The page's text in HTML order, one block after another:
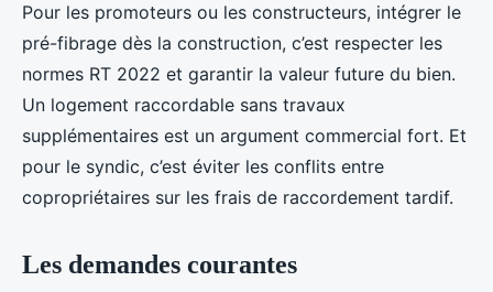
Pour les promoteurs ou les constructeurs, intégrer le
pré-fibrage dès la construction, c’est respecter les
normes RT 2022 et garantir la valeur future du bien.
Un logement raccordable sans travaux
supplémentaires est un argument commercial fort. Et
pour le syndic, c’est éviter les conflits entre
copropriétaires sur les frais de raccordement tardif.
Les demandes courantes